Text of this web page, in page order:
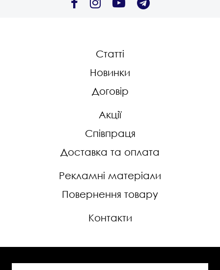
Статті
Новинки
Договір
Акції
Співпраця
Доставка та оплата
Рекламні матеріали
Повернення товару
Контакти